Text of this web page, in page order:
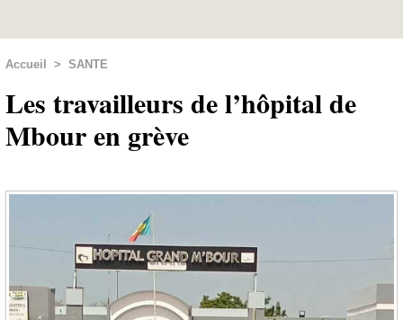
Accueil > SANTE
Les travailleurs de l’hôpital de
Mbour en grève